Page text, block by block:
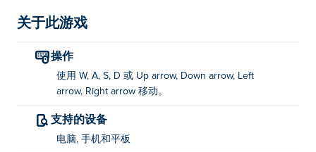
吗？
明快、但又略带挑战的“捉人游戏”。在这个全新游戏模式
中，你需要逃离Tung Tung Sahur。在逃离的过程中，你
需要尽可能多地收集金币才能赢得游戏。但要小心，如果
他抓住你……你就加入了Tung Tung Sahur团队！
如何玩 Sprint League？
关于此游戏
操作
使用 W, A, S, D 或 Up arrow, Down arrow, Left
arrow, Right arrow 移动。
支持的设备
电脑, 手机和平板